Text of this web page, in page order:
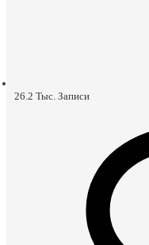
26.2 Тыс. Записи